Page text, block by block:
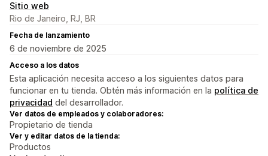
Sitio web
Rio de Janeiro, RJ, BR
Fecha de lanzamiento
6 de noviembre de 2025
Acceso a los datos
Esta aplicación necesita acceso a los siguientes datos para
funcionar en tu tienda. Obtén más información en la política de
privacidad del desarrollador.
Ver datos de empleados y colaboradores:
Propietario de tienda
Ver y editar datos de la tienda:
Productos